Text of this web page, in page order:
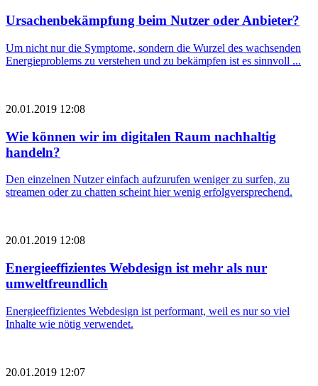
Ursachenbekämpfung beim Nutzer oder Anbieter?
Um nicht nur die Symptome, sondern die Wurzel des wachsenden
Energieproblems zu verstehen und zu bekämpfen ist es sinnvoll ...
20.01.2019 12:08
Wie können wir im digitalen Raum nachhaltig
handeln?
Den einzelnen Nutzer einfach aufzurufen weniger zu surfen, zu
streamen oder zu chatten scheint hier wenig erfolgversprechend.
20.01.2019 12:08
Energieeffizientes ­Webdesign ist mehr als nur
umweltfreundlich
Energieeffizientes Webdesign ist performant, weil es nur so viel
Inhalte wie nötig verwendet.
20.01.2019 12:07